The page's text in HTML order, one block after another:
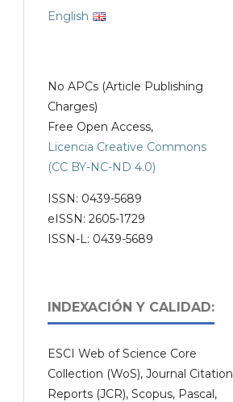
English
No APCs (Article Publishing
Charges)
Free Open Access,
Licencia Creative Commons
(CC BY-NC-ND 4.0)
ISSN: 0439-5689
eISSN: 2605-1729
ISSN-L: 0439-5689
INDEXACIÓN Y CALIDAD:
ESCI Web of Science Core
Collection (WoS), Journal Citation
Reports (JCR), Scopus, Pascal,